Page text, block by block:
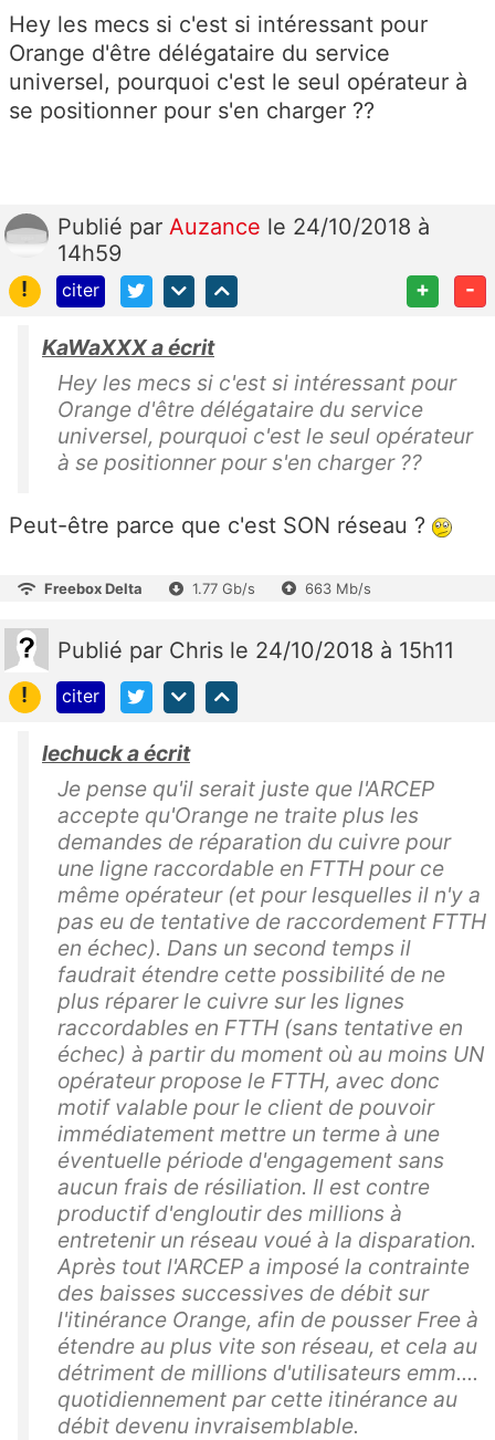
Hey les mecs si c'est si intéressant pour
Orange d'être délégataire du service
universel, pourquoi c'est le seul opérateur à
se positionner pour s'en charger ??
Publié par Auzance le 24/10/2018 à
14h59
!
citer + -
KaWaXXX a écrit
Hey les mecs si c'est si intéressant pour
Orange d'être délégataire du service
universel, pourquoi c'est le seul opérateur
à se positionner pour s'en charger ??
Peut-être parce que c'est SON réseau ?
Freebox Delta 1.77 Gb/s 663 Mb/s
Publié par Chris le 24/10/2018 à 15h11
!
citer
lechuck a écrit
Je pense qu'il serait juste que l'ARCEP
accepte qu'Orange ne traite plus les
demandes de réparation du cuivre pour
une ligne raccordable en FTTH pour ce
même opérateur (et pour lesquelles il n'y a
pas eu de tentative de raccordement FTTH
en échec). Dans un second temps il
faudrait étendre cette possibilité de ne
plus réparer le cuivre sur les lignes
raccordables en FTTH (sans tentative en
échec) à partir du moment où au moins UN
opérateur propose le FTTH, avec donc
motif valable pour le client de pouvoir
immédiatement mettre un terme à une
éventuelle période d'engagement sans
aucun frais de résiliation. Il est contre
productif d'engloutir des millions à
entretenir un réseau voué à la disparation.
Après tout l'ARCEP a imposé la contrainte
des baisses successives de débit sur
l'itinérance Orange, afin de pousser Free à
étendre au plus vite son réseau, et cela au
détriment de millions d'utilisateurs emm....
quotidiennement par cette itinérance au
débit devenu invraisemblable.